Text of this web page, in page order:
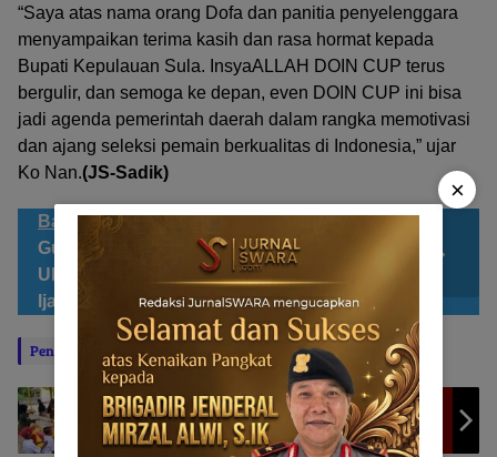
“Saya atas nama orang Dofa dan panitia penyelenggara
menyampaikan terima kasih dan rasa hormat kepada
Bupati Kepulauan Sula. InsyaALLAH DOIN CUP terus
bergulir, dan semoga ke depan, even DOIN CUP ini bisa
jadi agenda pemerintah daerah dalam rangka memotivasi
dan ajang seleksi pemain berkualitas di Indonesia,” ujar
Ko Nan.(JS-Sadik)
Bacaan Sahabat JS Dalil Tidak Kuat,
Gugatan Ke MK Akal-akalan CPM,
Ulur Waktu Proses Hukum Dugaan
Ijazah Palsu
Penulis: SADIK UMATERNATE Editor: BABATOPA
TP PKK – DWP Sula Gandeng OPD Sajikan
Makan Sehat Bergizi di Pulau Mangoli
×